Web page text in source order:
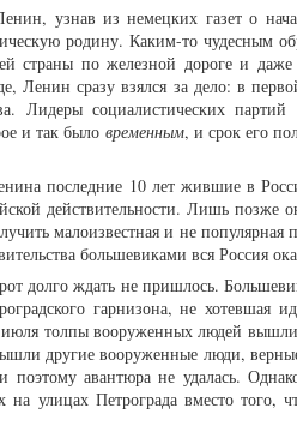
узнав из немецких газет о
родину. Каким-то чудесным
страны по железной дороге и
Ленин сразу взялся за дело: в
Лидеры социалистических
и так было временным, и срок его
последние 10 лет жившие в
действительности. Лишь позже
малоизвестная и не
большевиками вся Россия
долго ждать не пришлось.
гарнизона, не
толпы вооруженных людей
другие вооруженные люди,
поэтому авантюра не удалась.
улицах Петрограда вместо того,